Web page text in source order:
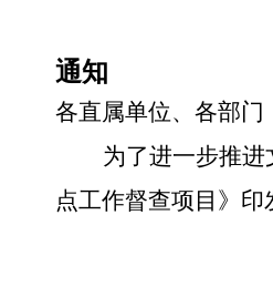
通知
各直属单位、各部门
为了进一步推
点工作督查项目》